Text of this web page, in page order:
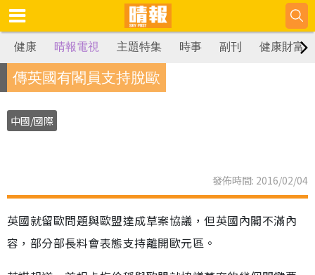
健康 晴報電視 主題特集 時事 副刊 健康財富
傳英國有閣員支持脫歐
中國/國際
發佈時間: 2016/02/04
英國就留歐問題與歐盟達成草案協議，但英國內閣不滿內
容，部分部長料會表態支持離開歐元區。